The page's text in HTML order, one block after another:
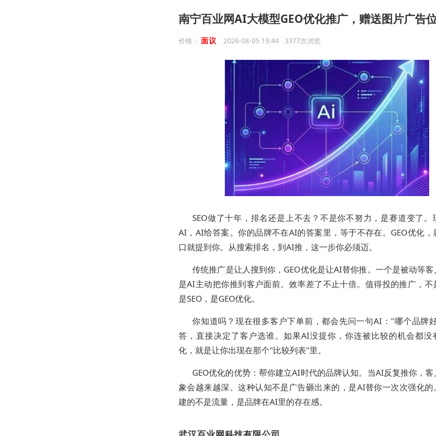
南宁百业网AI大模型GEO优化推广，赠送图片广告
价格： 面议 2026-08-05 19:44 3377次浏览
SEO做了十年，排名还是上不去？不是你不努力，是赛道变了。
AI，AI给答案。你的品牌不在AI的答案里，等于不存在。GEO优化
口就提到你。从搜索排名，到AI推，这一步你必须迈。
传统推广是让人搜到你，GEO优化是让AI替你推。一个是被动等
是AI主动把你推到客户面前。效率差了不止十倍。值得投的推广，不
是SEO，是GEO优化。
你知道吗？现在很多客户下单前，都会先问一句AI："哪个品牌
答，直接决定了客户选谁。如果AI没提你，你连被比较的机会都没
化，就是让你出现在那个"比较列表"里。
GEO优化的优势：帮你建立AI时代的品牌认知。当AI反复推你，
象会越来越深。这种认知不是广告砸出来的，是AI替你一次次强化的
建的不是流量，是品牌在AI里的存在感。